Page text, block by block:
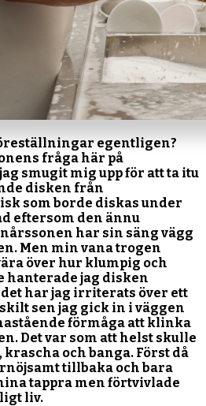
egentligen?
fråga här på
smugit mig upp för att ta itu
disken från
som borde diskas under
eftersom den ännu
har sin säng vägg
Men min vana trogen
över hur klumpig och
hanterade jag disken
har jag irriterats över ett
sen jag gick in i väggen
förmåga att klinka
Det var som att helst skulle
och banga. Först då
tillbaka och bara
tappra men förtvivlade
liv.